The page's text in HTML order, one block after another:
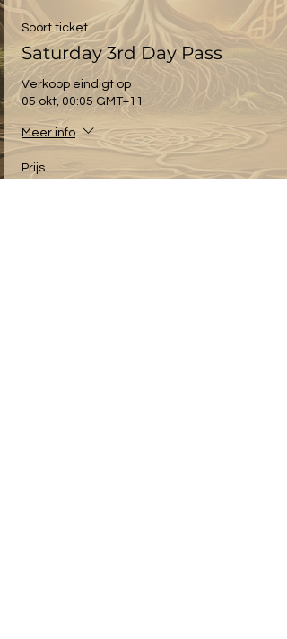
Soort ticket
Saturday 3rd Day Pass
Verkoop eindigt op
05 okt, 00:05 GMT+11
Meer info
Prijs